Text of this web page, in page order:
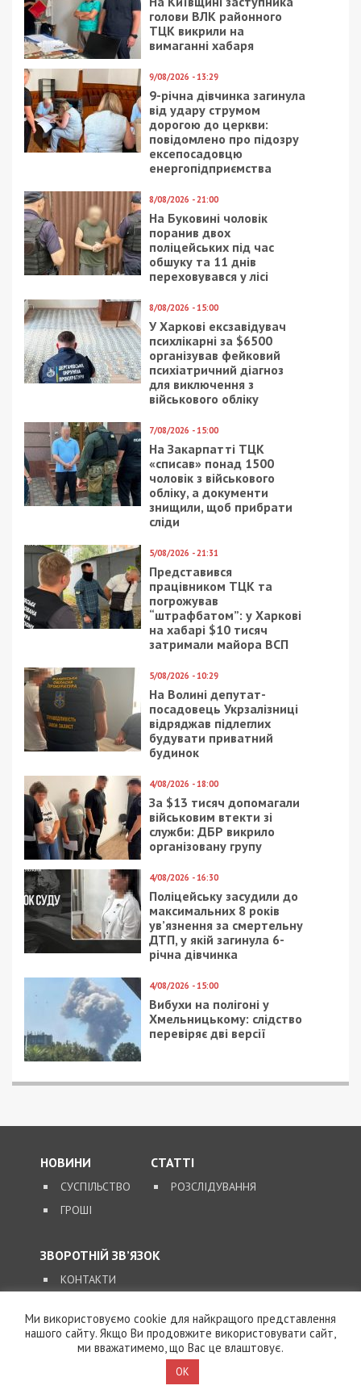
міськради Олександр Турчин в Києві та Дніпрі.
Під час зустрічей з інвесторами ЖК “Миронова”
у Дніпрі Олександр Турчин переконував,
переконував, що має зв’язки в Офісі Президента
та ГУР.
Як тільки на початку червня почались обшуки –
Олександр Турчин виїхав за кордон.
Станом на сьогодні Дельмар має проблему з
добудовою ще як мінімум двох ЖК “Миронова” у
Дніпрі та ЖК “Delray” у Києві.
Днями ІА “Дніпро Оперативний”
відеоіз зверненням керівника будівельної
компанії, що була підрядником на вищезгаданих
житлові комплекси не добудовується, бо гроші
вкрали.
Щодо ЖК “Миронова” у Дніпрі, то маючи дозвіл
на будівництво підземного паркінгу компанія
звела 22-поверхівку, через незаконність
будівництва якої зараз триває кримінальне
провадження, а будинок і досі недобудований.
Не менш шокуючим є зізнання директора ТОВ
“Дельмар Арена”. Як зʼясувалося, директором
компанії, тобто людиною чий підпис стоїть на
угодах з інвестування в квартири – є Алієв
Асадулах Анвер Огли – звичайний охоронець,
якому за це дали 200 доларів.
У відео, яке розміщенона телеграм-каналі “Колл-
центр” чоловік розповів, що його просто
підставили, і тепер до нього прийшли
правоохоронці.
не публікувала, але враховуючи заяви, може
йтися про чергову будівельну аферу на суму в
понад мільярд гривень.
Facebook
Telegram
Twitter
WhatsApp
ViberEmail
Категории: Суспільство
будівництво
розслідування
Рекламні блоки дають нам змогу
залишатися незалежними ЗМІ, а вам -
отримувати найсвіжіші новини під ними.
Приєднуйтесь також до 49000 в Google News. Слідкуйте
за останніми новинами!
Приєднатися
Читайте також
Предыдущая статья:
через закупівлю бракованих рукавиць на
Следующая статья:
Збитки на 2,5 мільйона гривень: трьом
посадовцям митниці оголошено підозру
СУСПІЛЬСТВО
Ми використовуємо cookie для найкращого представлення
нашого сайту. Якщо Ви продовжите використовувати сайт,
ми вважатимемо, що Вас це влаштовує.
OK